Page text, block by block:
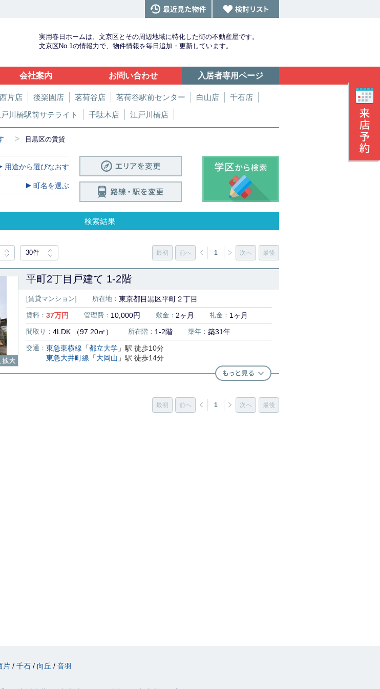
実用春日ホームは、文京区とその周辺地域に特化した街の不動産屋です。
文京区No.1の情報力で、物件情報を毎日追加・更新しています。
会社案内 お問い合わせ 入居者専用ページ
西片店 後楽園店 茗荷谷店 茗荷谷駅前センター 白山店
千石店
川橋駅前サテライト 千駄木店 江戸川橋店
> 目黒区の賃貸
用途から選びなおす
町名を選ぶ
検索結果
30件 最初 前へ 1 次へ 最後
平町2丁目戸建て 1-2階
[賃貸マンション] 所在地： 東京都目黒区平町２丁目
賃料： 37万円 管理費： 10,000円 敷金： 2ヶ月 礼金： 1ヶ月
間取り： 4LDK （97.20㎡） 所在階： 1-2階 築年： 築31年
交通： 東急東横線 「都立大学 」駅 徒歩10分
東急大井町線 「大岡山 」駅 徒歩14分
最初 前へ 1 次へ 最後
片 千石 向丘 音羽